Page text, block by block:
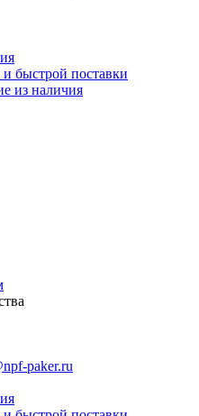
быстрой поставки
paker.ru